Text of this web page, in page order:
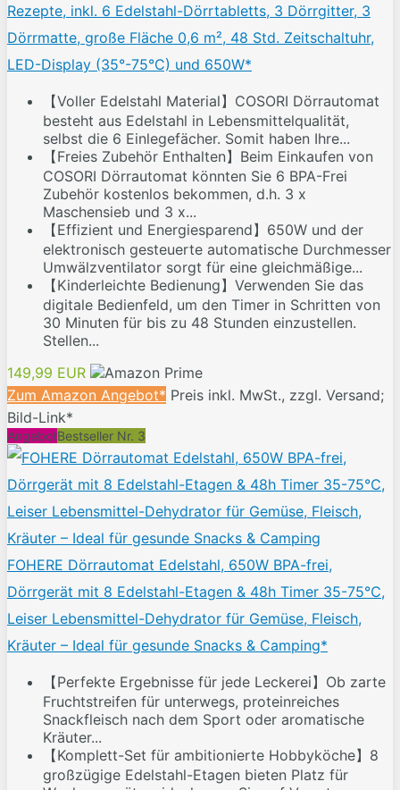
Rezepte, inkl. 6 Edelstahl-Dörrtabletts, 3 Dörrgitter, 3
Dörrmatte, große Fläche 0,6 m², 48 Std. Zeitschaltuhr,
LED-Display (35°-75°C) und 650W*
【Voller Edelstahl Material】COSORI Dörrautomat
besteht aus Edelstahl in Lebensmittelqualität,
selbst die 6 Einlegefächer. Somit haben Ihre...
【Freies Zubehör Enthalten】Beim Einkaufen von
COSORI Dörrautomat könnten Sie 6 BPA-Frei
Zubehör kostenlos bekommen, d.h. 3 x
Maschensieb und 3 x...
【Effizient und Energiesparend】650W und der
elektronisch gesteuerte automatische Durchmesser
Umwälzventilator sorgt für eine gleichmäßige...
【Kinderleichte Bedienung】Verwenden Sie das
digitale Bedienfeld, um den Timer in Schritten von
30 Minuten für bis zu 48 Stunden einzustellen.
Stellen...
149,99 EUR
Zum Amazon Angebot* Preis inkl. MwSt., zzgl. Versand;
Bild-Link*
AngebotBestseller Nr. 3
FOHERE Dörrautomat Edelstahl, 650W BPA-frei,
Dörrgerät mit 8 Edelstahl-Etagen & 48h Timer 35-75℃,
Leiser Lebensmittel-Dehydrator für Gemüse, Fleisch,
Kräuter – Ideal für gesunde Snacks & Camping*
【Perfekte Ergebnisse für jede Leckerei】Ob zarte
Fruchtstreifen für unterwegs, proteinreiches
Snackfleisch nach dem Sport oder aromatische
Kräuter...
【Komplett-Set für ambitionierte Hobbyköche】8
großzügige Edelstahl-Etagen bieten Platz für